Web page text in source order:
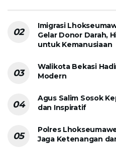
Imigrasi
Gelar Donor Darah,
untuk Kemanusiaan
Walikota Bekasi
Modern
Agus Salim Sosok
dan Inspiratif
Polres
Jaga Ketenangan